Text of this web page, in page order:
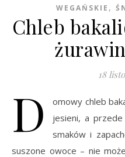
WEGAŃSKIE ,
Chleb
18
D
omowy chleb
jesieni, a
smaków i
suszone owoce – nie